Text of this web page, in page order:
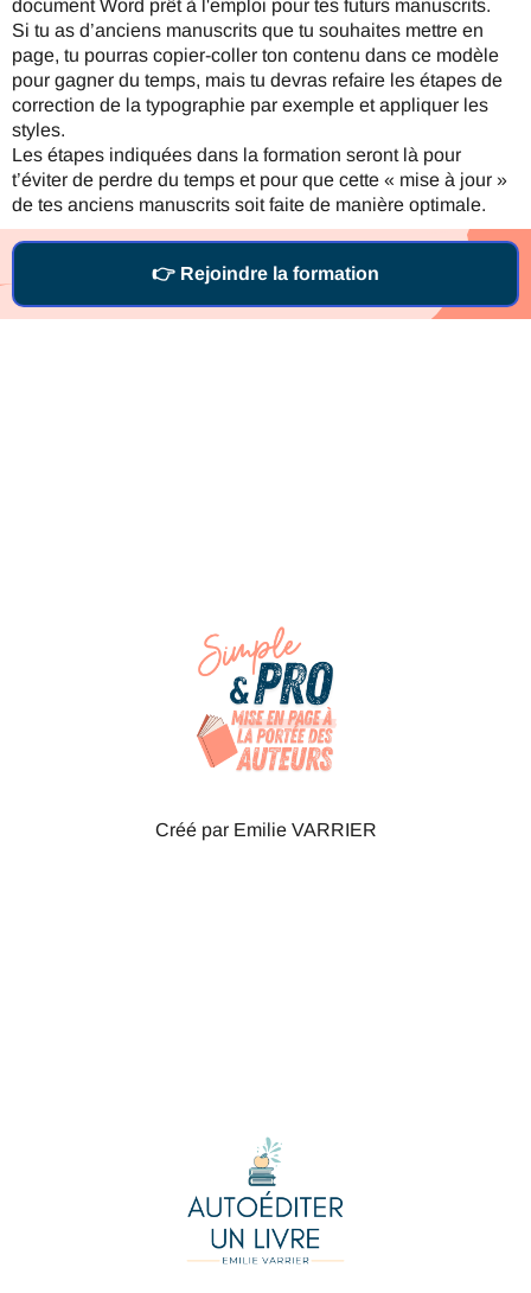
document Word prêt à l'emploi pour tes futurs manuscrits.
Si tu as d’anciens manuscrits que tu souhaites mettre en
page, tu pourras copier-coller ton contenu dans ce modèle
pour gagner du temps, mais tu devras refaire les étapes de
correction de la typographie par exemple et appliquer les
styles.
Les étapes indiquées dans la formation seront là pour
t’éviter de perdre du temps et pour que cette « mise à jour »
de tes anciens manuscrits soit faite de manière optimale.
👉 Rejoindre la formation
Créé par Emilie VARRIER